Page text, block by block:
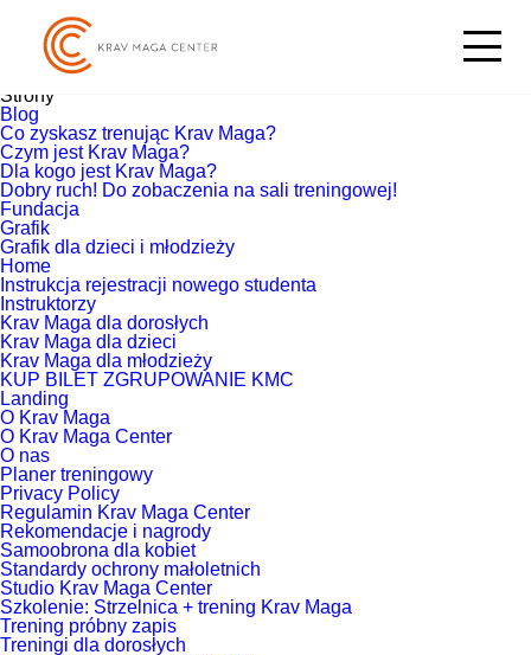
Aktualnie przeglądasz archiwum witryny
z wrzesień
2019.
Strony
Blog
Co zyskasz trenując Krav Maga?
Czym jest Krav Maga?
Dla kogo jest Krav Maga?
Dobry ruch! Do zobaczenia na sali treningowej!
Fundacja
Grafik
Grafik dla dzieci i młodzieży
Home
Instrukcja rejestracji nowego studenta
Instruktorzy
Krav Maga dla dorosłych
Krav Maga dla dzieci
Krav Maga dla młodzieży
KUP BILET ZGRUPOWANIE KMC
Landing
O Krav Maga
O Krav Maga Center
O nas
Planer treningowy
Privacy Policy
Regulamin Krav Maga Center
Rekomendacje i nagrody
Samoobrona dla kobiet
Standardy ochrony małoletnich
Studio Krav Maga Center
Szkolenie: Strzelnica + trening Krav Maga
Trening próbny zapis
Treningi dla dorosłych